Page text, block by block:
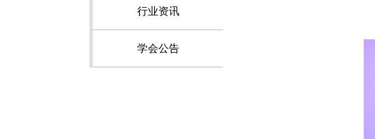
行业资讯
学会公告